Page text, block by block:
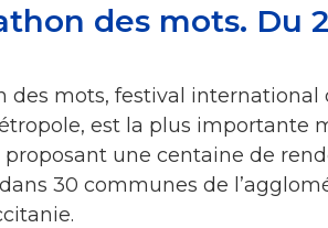
des mots. Du
des mots, festival
est la plus importante
proposant une centaine de
30 communes de